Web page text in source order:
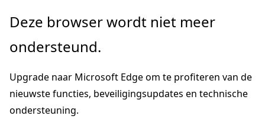
Naar
gaan
Deze browser wordt niet meer
ondersteund.
Upgrade naar Microsoft Edge om te profiteren van de
nieuwste functies, beveiligingsupdates en technische
ondersteuning.